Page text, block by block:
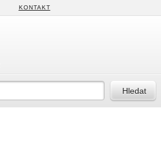
KONTAKT